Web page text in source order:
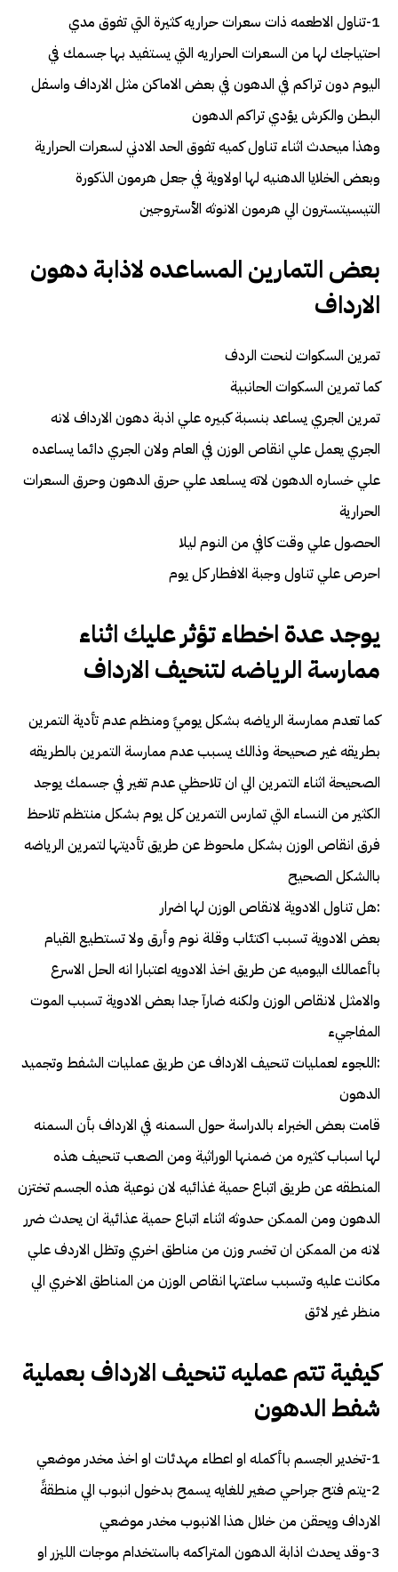
1-تناول الاطعمه ذات سعرات حراريه كثيرة التي تفوق مدي
احتياجك لها من السعرات الحراريه التي يستفيد بها جسمك في
اليوم دون تراكم في الدهون في بعض الاماكن مثل الارداف واسفل
البطن والكرش يؤدي تراكم الدهون
وهذا ميحدث اثناء تناول كميه تفوق الحد الادني لسعرات الحرارية
وبعض الخلايا الدهنيه لها اولاوية في جعل هرمون الذكورة
التيسيتسترون الي هرمون الانوثه الأستروجين
بعض التمارين المساعده لاذابة دهون
الارداف
تمرين السكوات لنحت الردف
كما تمرين السكوات الحانبية
تمرين الجري يساعد بنسبة كبيره علي اذبة دهون الارداف لانه
الجري يعمل علي انقاص الوزن في العام ولان الجري دائما يساعده
علي خساره الدهون لاته يسلعد علي حرق الدهون وحرق السعرات
الحرارية
الحصول علي وقت كافي من النوم ليلا
احرص علي تناول وجبة الافطار كل يوم
يوجد عدة اخطاء تؤثر عليك اثناء
ممارسة الرياضه لتنحيف الارداف
كما تعدم ممارسة الرياضه بشكل يوميً ومنظم عدم تأدية التمرين
بطريقه غير صحيحة وذالك يسبب عدم ممارسة التمرين بالطريقه
الصحيحة اثناء التمرين الي ان تلاحظي عدم تغير في جسمك يوجد
الكثير من النساء التي تمارس التمرين كل يوم بشكل منتظم تلاحظ
فرق انقاص الوزن بشكل ملحوظ عن طريق تأديتها لتمرين الرياضه
باالشكل الصحيح
:هل تناول الادوية لانقاص الوزن لها اضرار
بعض الادوية تسبب اكتئاب وقلة نوم وأرق ولا تستطيع القيام
باأعمالك اليوميه عن طريق اخذ الادويه اعتبارا انه الحل الاسرع
والامثل لانقاص الوزن ولكنه ضارآ جدا بعض الادوية تسبب الموت
المفاجيء
:اللجوء لعمليات تنحيف الارداف عن طريق عمليات الشفط وتجميد
الدهون
قامت بعض الخبراء بالدراسة حول السمنه في الارداف بأن السمنه
لها اسباب كثيره من ضمنها الوراثية ومن الصعب تنحيف هذه
المنطقه عن طريق اتباع حمية غذائيه لان نوعية هذه الجسم تختزن
الدهون ومن الممكن حدوثه اثناء اتباع حمية عذائية ان يحدث ضرر
لانه من الممكن ان تخسر وزن من مناطق اخري وتظل الاردف علي
مكانت عليه وتسبب ساعتها انقاص الوزن من المناطق الاخري الي
منظر غير لائق
كيفية تتم عمليه تنحيف الارداف بعملية
شفط الدهون
1-تخدير الجسم باأكمله او اعطاء مهدئات او اخذ مخدر موضعي
2-يتم فتح جراحي صغير للغايه يسمح بدخول انبوب الي منطقةً
الارداف ويحقن من خلال هذا الانبوب مخدر موضعي
3-وقد يحدث اذابة الدهون المتراكمه بااستخدام موجات الليزر او